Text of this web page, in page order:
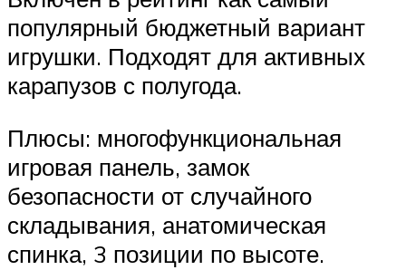
популярный бюджетный вариант
игрушки. Подходят для активных
карапузов с полугода.
Плюсы: многофункциональная
игровая панель, замок
безопасности от случайного
складывания, анатомическая
спинка, 3 позиции по высоте.